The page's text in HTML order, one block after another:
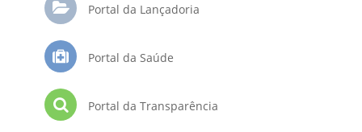
Portal da Lançadoria
Portal da Saúde
Portal da Transparência